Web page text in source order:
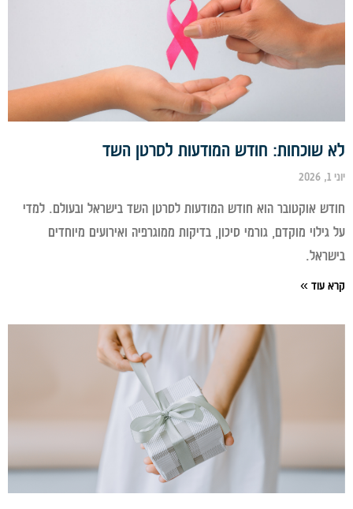
שוכחות: חודש המודעות לסרטן השד
אוקטובר הוא חודש המודעות לסרטן השד בישראל ובעולם. למדי
מוקדם, גורמי סיכון, בדיקות ממוגרפיה ואירועים מיוחדים
עוד »